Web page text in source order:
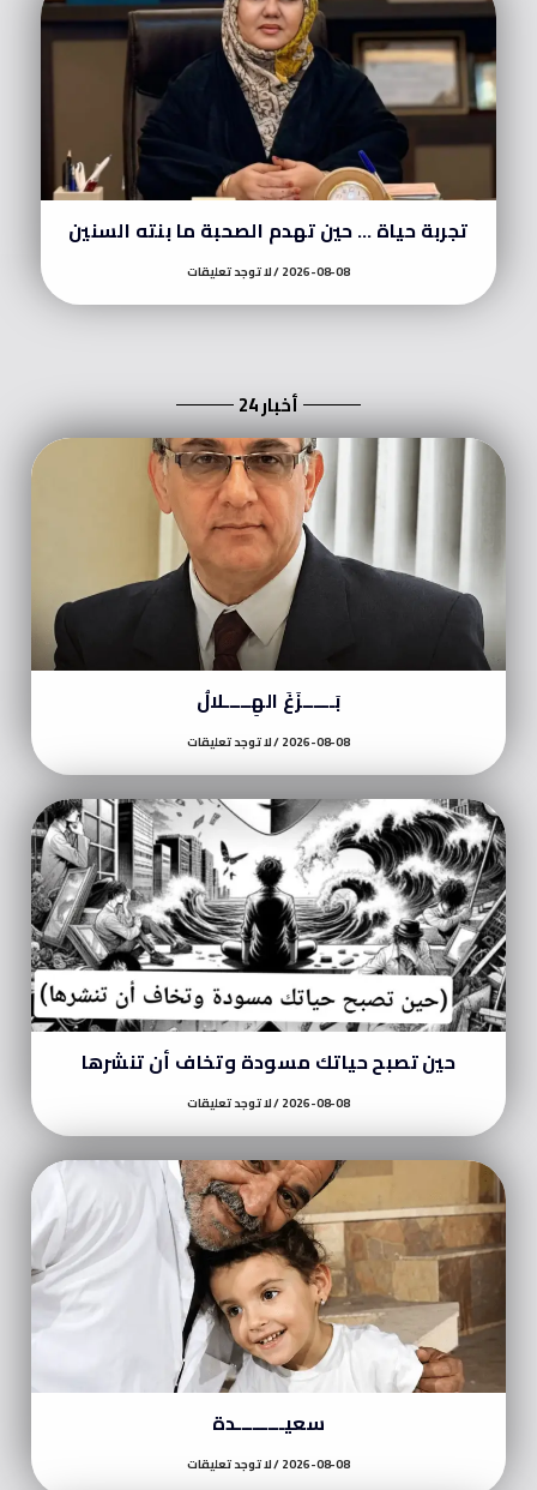
تجربة حياة … حين تهدم الصحبة ما بنته السنين
2026-08-08 لا توجد تعليقات
أخبار 24
بَــــــزَغَ الهِـــــلالُ
2026-08-08 لا توجد تعليقات
حين تصبح حياتك مسودة وتخاف أن تنشرها
2026-08-08 لا توجد تعليقات
سعيـــــــــدة
2026-08-08 لا توجد تعليقات